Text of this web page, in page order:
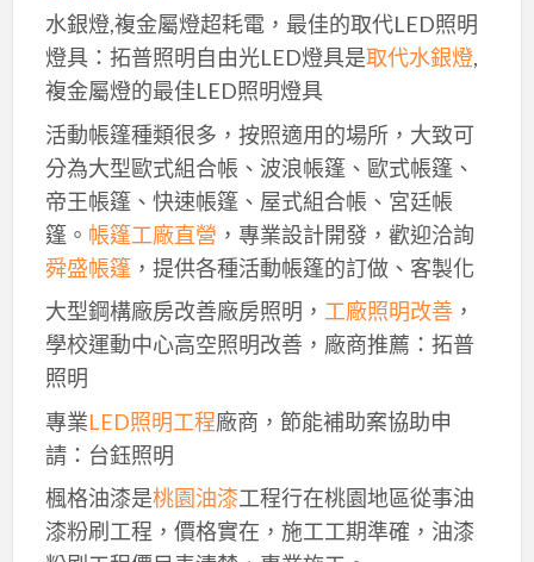
水銀燈,複金屬燈超耗電，最佳的取代LED照明
燈具：拓普照明自由光LED燈具是取代水銀燈,
複金屬燈的最佳LED照明燈具
活動帳篷種類很多，按照適用的場所，大致可
分為大型歐式組合帳、波浪帳篷、歐式帳篷、
帝王帳篷、快速帳篷、屋式組合帳、宮廷帳
篷。 帳篷工廠直營 ，專業設計開發，歡迎洽詢
舜盛帳篷，提供各種活動帳篷的訂做、客製化
大型鋼構廠房改善廠房照明， 工廠照明改善，
學校運動中心高空照明改善，廠商推薦：拓普
照明
專業LED照明工程廠商，節能補助案協助申
請：台鈺照明
楓格油漆是桃園油漆工程行在桃園地區從事油
漆粉刷工程，價格實在，施工工期準確，油漆